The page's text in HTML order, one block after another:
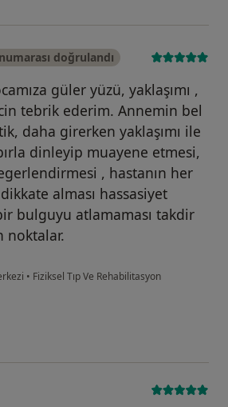
doğrulandı
güler yüzü, yaklaşımı ,
tebrik ederim. Annemin bel
daha girerken yaklaşımı ile
dinleyip muayene etmesi,
, hastanın her
alması hassasiyet
bulguyu atlamaması takdir
noktalar.
• Fiziksel Tıp Ve Rehabilitasyon
nu....